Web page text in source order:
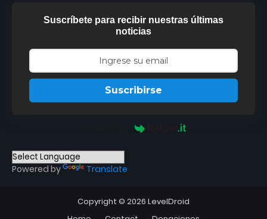
Suscríbete para recibir nuestras últimas
noticias
Suscribirse
Powered by Translate
Copyright © 2026 LevelDroid